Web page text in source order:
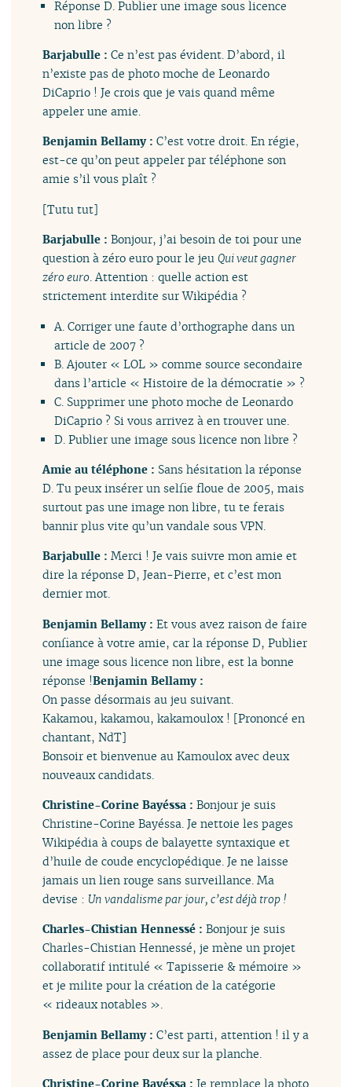
Réponse D. Publier une image sous licence
non libre ?
Barjabulle :Ce n’est pas évident. D’abord, il
n’existe pas de photo moche de Leonardo
DiCaprio ! Je crois que je vais quand même
appeler une amie.
Benjamin Bellamy :C’est votre droit. En régie,
est-ce qu’on peut appeler par téléphone son
amie s’il vous plaît ?
[Tutu tut]
Barjabulle :Bonjour, j’ai besoin de toi pour une
question à zéro euro pour le jeuQui veut gagner
zéro euro. Attention : quelle action est
strictement interdite sur Wikipédia ?
A. Corriger une faute d’orthographe dans un
article de 2007 ?
B. Ajouter « LOL » comme source secondaire
dans l’article « Histoire de la démocratie » ?
C. Supprimer une photo moche de Leonardo
DiCaprio ? Si vous arrivez à en trouver une.
D. Publier une image sous licence non libre ?
Amie au téléphone : Sans hésitation la réponse
D. Tu peux insérer un selfie floue de 2005, mais
surtout pas une image non libre, tu te ferais
bannir plus vite qu’un vandale sous VPN.
Barjabulle :Merci ! Je vais suivre mon amie et
dire la réponse D, Jean-Pierre, et c’est mon
dernier mot.
Benjamin Bellamy :Et vous avez raison de faire
confiance à votre amie, car la réponse D, Publier
une image sous licence non libre, est la bonne
réponse !Benjamin Bellamy :
On passe désormais au jeu suivant.
Kakamou, kakamou, kakamoulox ! [Prononcé en
chantant, NdT]
Bonsoir et bienvenue au Kamoulox avec deux
nouveaux candidats.
Christine-Corine Bayéssa :Bonjour je suis
Christine-Corine Bayéssa. Je nettoie les pages
Wikipédia à coups de balayette syntaxique et
d’huile de coude encyclopédique. Je ne laisse
jamais un lien rouge sans surveillance. Ma
devise : Un vandalisme par jour, c’est déjà trop !
Charles-Chistian Hennessé :Bonjour je suis
Charles-Chistian Hennessé, je mène un projet
collaboratif intitulé « Tapisserie & mémoire »
et je milite pour la création de la catégorie
« rideaux notables ».
Benjamin Bellamy :C’est parti, attention ! il y a
assez de place pour deux sur la planche.
Christine-Corine Bayéssa :Je remplace la photo